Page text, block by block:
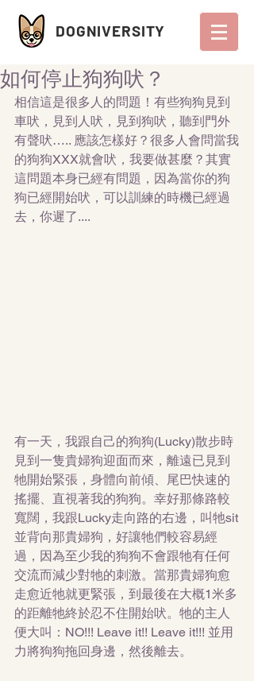
DOGNIVERSITY
如何停止狗狗吠？
相信這是很多人的問題！有些狗狗見到
車吠，見到人吠，見到狗吠，聽到門外
有聲吠….. 應該怎樣好？很多人會問當我
的狗狗XXX就會吠，我要做甚麼？其實
這問題本身已經有問題，因為當你的狗
狗已經開始吠，可以訓練的時機已經過
去，你遲了....
有一天，我跟自己的狗狗(Lucky)散步時
見到一隻貴婦狗迎面而來，離遠已見到
牠開始緊張，身體向前傾、尾巴快速的
搖擺、直視著我的狗狗。幸好那條路較
寬闊，我跟Lucky走向路的右邊，叫牠sit
並背向那貴婦狗，好讓牠們較容易經
過，因為至少我的狗狗不會跟牠有任何
交流而減少對牠的刺激。當那貴婦狗愈
走愈近牠就更緊張，到最後在大概1米多
的距離牠終於忍不住開始吠。牠的主人
便大叫：NO!!! Leave it!! Leave it!!! 並用
力將狗狗拖回身邊，然後離去。